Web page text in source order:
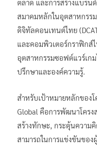
ตลาด และการสร้างแบรน
สมาคมหลักในอุตสาหกรร
ดิจิทัลคอนเทนต์ไทย
และคอมพิวเตอร์กราฟิกส์
อุตสาหกรรมซอฟต์แวร์เก
ปรึกษาและองค์ความรู้.
สำหรับเป้าหมายหลักของโ
Global คือการพัฒนาโครง
สร้างทักษะ, กระตุ้นความ
สามารถในการแข่งขันขอ